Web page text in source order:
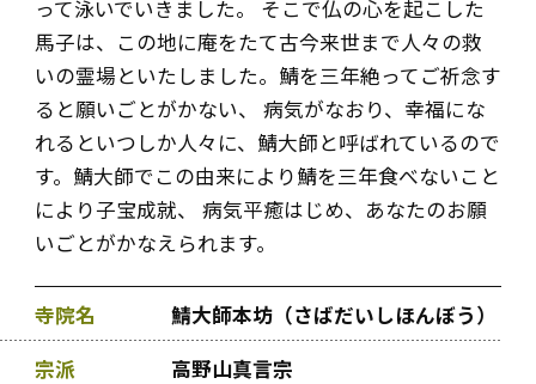
って泳いでいきました。 そこで仏の心を起こした
馬子は、この地に庵をたて古今来世まで人々の救
いの霊場といたしました。鯖を三年絶ってご祈念す
ると願いごとがかない、 病気がなおり、幸福にな
れるといつしか人々に、鯖大師と呼ばれているので
す。鯖大師でこの由来により鯖を三年食べないこと
により子宝成就、 病気平癒はじめ、あなたのお願
いごとがかなえられます。
寺院名
鯖大師本坊（さばだいしほんぼう）
宗派
高野山真言宗